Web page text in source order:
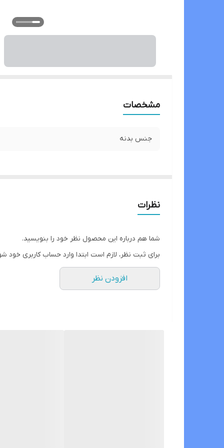
مشخصات
جنس بدنه
نظرات
شما هم درباره این محصول نظر خود را بنویسید.
برای ثبت نظر، لازم است ابتدا وارد حساب کاربری خود
افزودن نظر